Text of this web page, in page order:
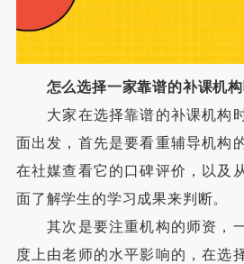
怎么选择一家靠谱的补课机构
大家在选择靠谱的补课机构
面出发，首先是要看重辅导机构
在社媒查看它的口碑评价，以及
面了解学生的学习成果来判断。
其次是要注重机构的师资，
度上由老师的水平影响的，在选